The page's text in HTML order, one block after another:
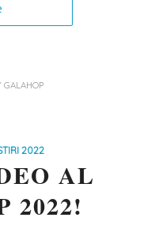
GALAHOP
2022
AL
2022!